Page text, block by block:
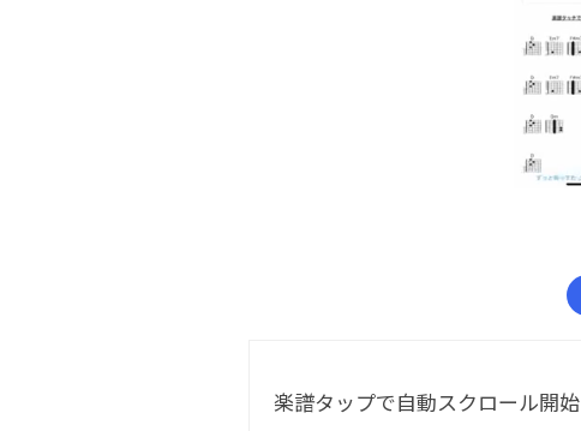
楽譜タップで自動スクロール開始